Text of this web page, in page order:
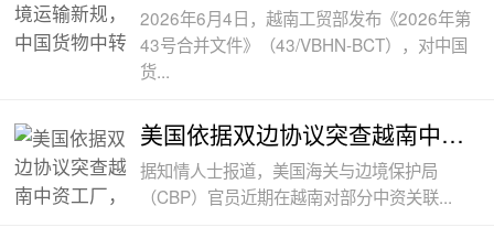
2026年6月4日，越南工贸部发布《2026年第
43号合并文件》（43/VBHN-BCT），对中国
货...
美国依据双边协议突查越南中资工厂，三
据知情人士报道，美国海关与边境保护局
（CBP）官员近期在越南对部分中资关联...